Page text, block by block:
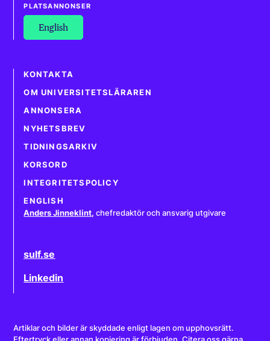
PLATSANNONSER
English
KONTAKTA
OM UNIVERSITETSLÄRAREN
ANNONSERA
NYHETSBREV
TIDNINGSARKIV
KORSORD
INTEGRITETSPOLICY
ENGLISH
Anders Jinneklint, chefredaktör och ansvarig utgivare
sulf.se
Linkedin
Artiklar och bilder är skyddade enligt lagen om upphovsrätt.